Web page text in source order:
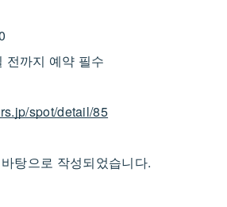
전까지 예약 필수
spot/detail/85
탕으로 작성되었습니다.